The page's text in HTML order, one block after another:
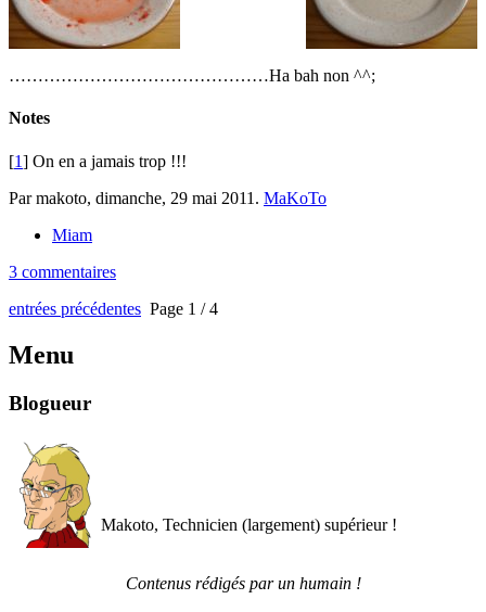
………………………………………Ha bah non ^^;
Notes
[1] On en a jamais trop !!!
Par makoto, dimanche, 29 mai 2011 . MaKoTo
Miam
3 commentaires
entrées précédentes Page 1 / 4
Menu
Blogueur
Makoto, Technicien (largement) supérieur !
Contenus rédigés par un humain !